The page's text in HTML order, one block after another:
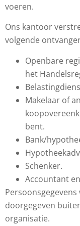
voeren.
Ons kantoor
volgende
Openbare
het
Makelaar of
bent.
Bank/
Schenker.
Accountant
doorgegeven
organisatie.